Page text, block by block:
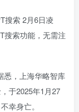
搜索 2月6日凌
搜索功能，无需注
悉，上海华略智库
于2025年1月27
幸身亡。